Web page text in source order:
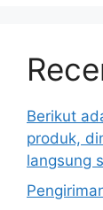
Berikut
produk,
langsung